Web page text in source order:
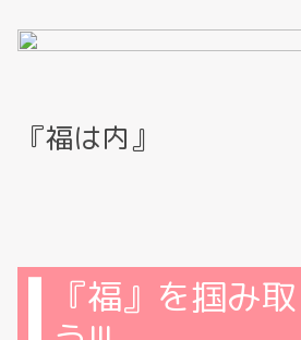
『福は内』
『福』を掴み